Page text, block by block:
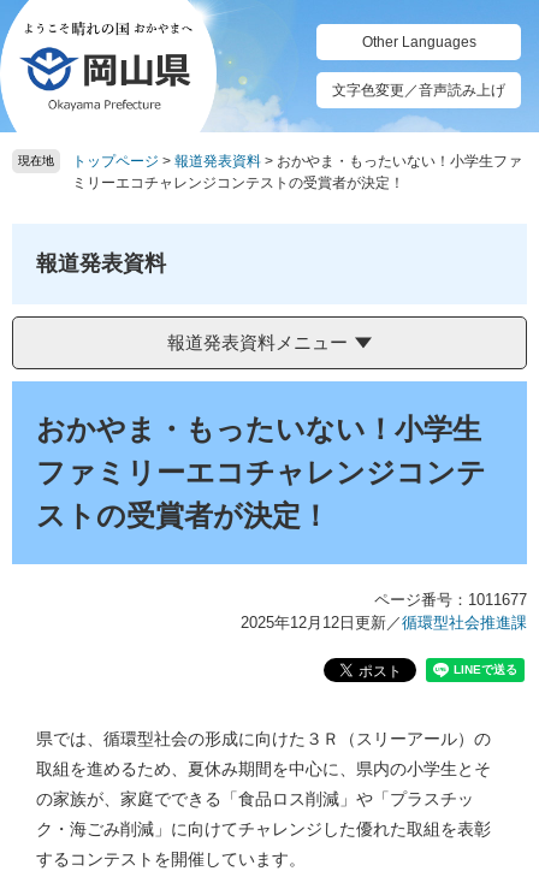
ペ
ー
ジ
の
先
頭
メ
ニ
ュ
ー
を
飛
Other Languages
文字色変更／音声読み上げ
現在地 トップページ > 報道発表資料 > おかやま・もったいない！小学生ファ
ミリーエコチャレンジコンテストの受賞者が決定！
報道発表資料
報道発表資料メニュー
おかやま・もったいない！小学生
ファミリーエコチャレンジコンテ
ストの受賞者が決定！
ページ番号：1011677
2025年12月12日更新／循環型社会推進課
県では、循環型社会の形成に向けた３Ｒ（スリーアール）の
取組を進めるため、夏休み期間を中心に、県内の小学生とそ
の家族が、家庭でできる「食品ロス削減」や「プラスチッ
ク・海ごみ削減」に向けてチャレンジした優れた取組を表彰
するコンテストを開催しています。